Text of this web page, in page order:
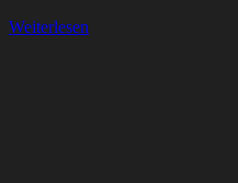
Weiterlesen